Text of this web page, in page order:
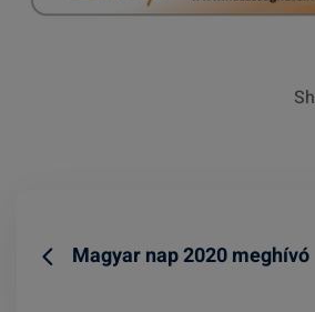
Magyar nap 2020 meghívó